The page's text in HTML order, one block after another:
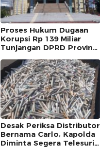
Proses Hukum Dugaan
Korupsi Rp 139 Miliar
Tunjangan DPRD Provinsi
Desak Periksa Distributor
Bernama Carlo, Kapolda
Diminta Segera Telesuri